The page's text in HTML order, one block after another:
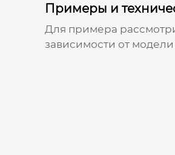
Примеры и
Для примера
зависимости от